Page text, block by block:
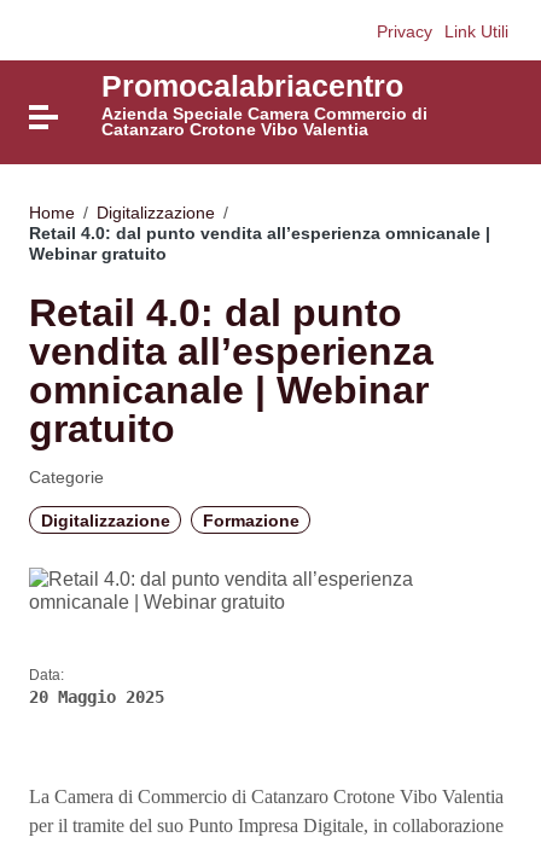
Vai al footer
Privacy Link Utili
Attiva / disattiva la navigazione
Promocalabriacentro
Azienda Speciale Camera Commercio di
Catanzaro Crotone Vibo Valentia
Home / Digitalizzazione /
Retail 4.0: dal punto vendita all’esperienza omnicanale |
Webinar gratuito
Retail 4.0: dal punto
vendita all’esperienza
omnicanale | Webinar
gratuito
Categorie
Digitalizzazione Formazione
Data:
20 Maggio 2025
La Camera di Commercio di Catanzaro Crotone Vibo Valentia
per il tramite del suo Punto Impresa Digitale, in collaborazione